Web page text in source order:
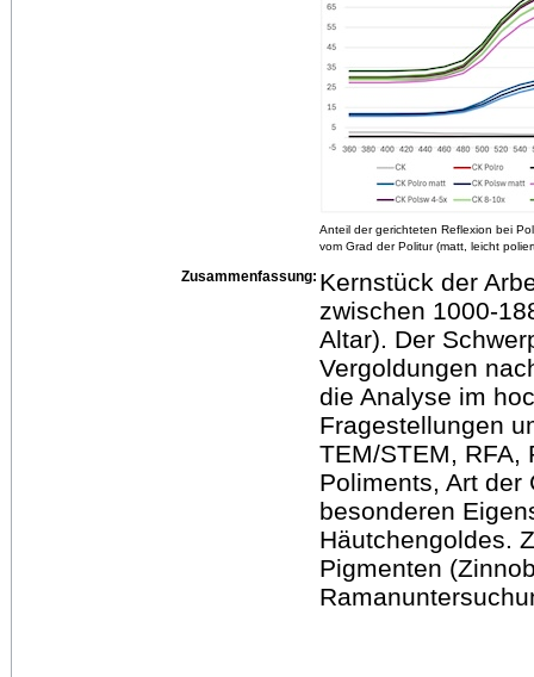
Anteil der gerichteten Reflexion bei
vom Grad der Politur (matt, leicht
Zusammenfassung: Kernstück der
zwischen 1000-
Altar). Der
Vergoldungen
die Analyse im
Fragestellungen
TEM/STEM, RFA,
Poliments, Art der
besonderen
Häutchengoldes.
Pigmenten